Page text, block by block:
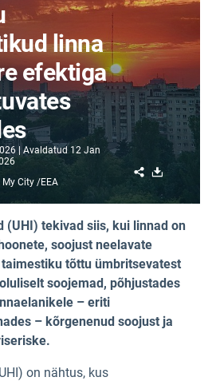
linna
efektiga
Avaldatud 12 Jan
My City /EEA
Share
(UHI) tekivad siis, kui linnad on
soojust neelavate
tõttu ümbritsevatest
soojemad, põhjustades
– eriti
– kõrgenenud soojust ja
on nähtus, kus